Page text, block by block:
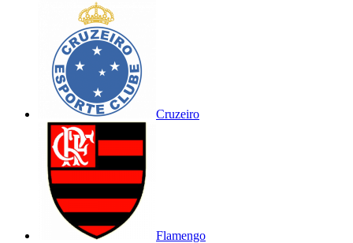
Cruzeiro
Flamengo